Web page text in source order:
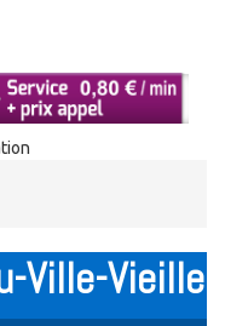
Ville-Vieille